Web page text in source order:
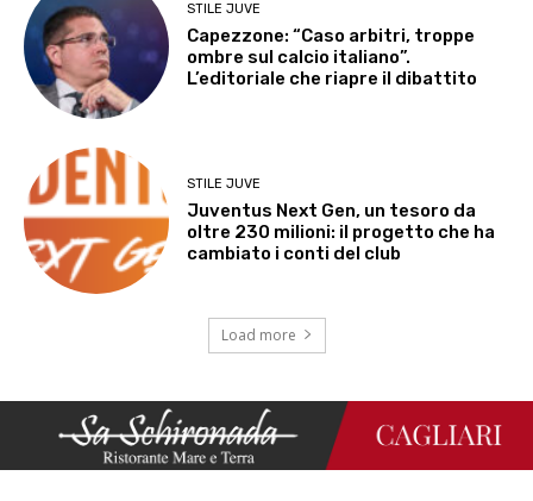
STILE JUVE
Capezzone: “Caso arbitri, troppe
ombre sul calcio italiano”.
L’editoriale che riapre il dibattito
STILE JUVE
Juventus Next Gen, un tesoro da
oltre 230 milioni: il progetto che ha
cambiato i conti del club
Load more